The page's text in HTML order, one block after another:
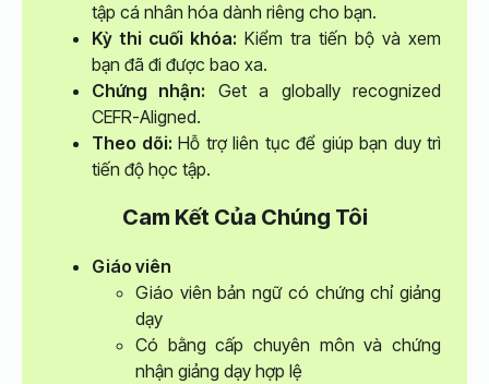
tập cá nhân hóa dành riêng cho bạn.
Kỳ thi cuối khóa: Kiểm tra tiến bộ và xem
bạn đã đi được bao xa.
Chứng nhận: Get a globally recognized
CEFR-Aligned.
Theo dõi: Hỗ trợ liên tục để giúp bạn duy trì
tiến độ học tập.
Cam Kết Của Chúng Tôi
Giáo viên
Giáo viên bản ngữ có chứng chỉ giảng
dạy
Có bằng cấp chuyên môn và chứng
nhận giảng dạy hợp lệ